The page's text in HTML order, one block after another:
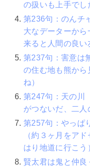
の扱いも上手でし
第236句：のん
大なデーターか
来ると人間の良い
第237句：害意
の住む地も熊から
ね）
第247句：天の
がつないだ、二人
第257句：やっ
（約３ヶ月をア
はり地道に行こう
賢太君は鬼と仲